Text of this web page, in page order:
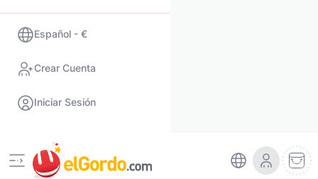
Español - €
Crear Cuenta
Iniciar Sesión